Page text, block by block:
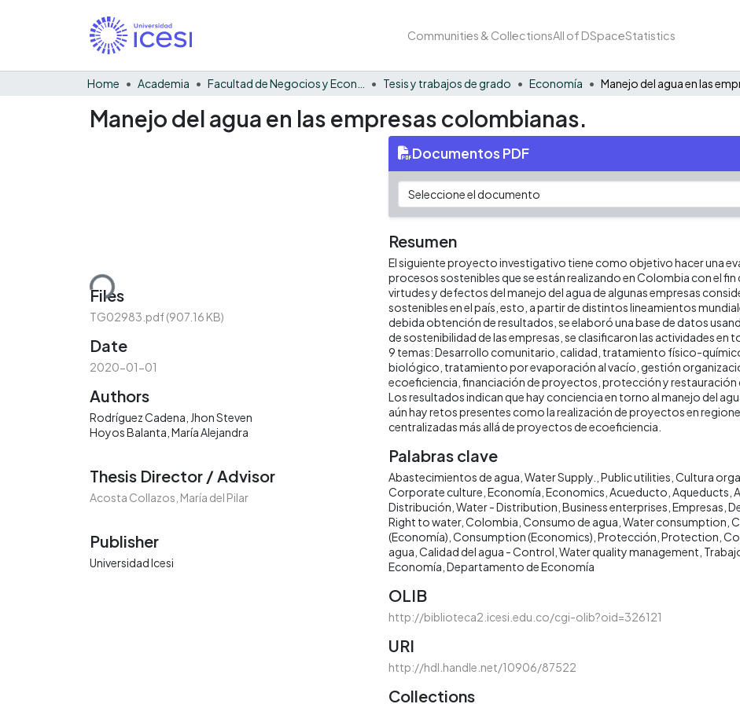
Communities & CollectionsAll of DSpaceStatistics
Home Academia Tesis y trabajos de grado Economía
Manejo del agua en las empresas colombianas.
Loading...
Files
TG02983.pdf(907.16 KB)
Date
2020-01-01
Authors
Rodríguez Cadena, Jhon Steven
Hoyos Balanta, María Alejandra
Thesis Director / Advisor
Acosta Collazos, María del Pilar
Publisher
Universidad Icesi
Documentos PDF
Resumen
El siguiente proyecto investigativo tiene como objetivo hacer una
procesos sostenibles que se están realizando en Colombia con el fin
virtudes y defectos del manejo del agua de algunas empresas
sostenibles en el país, esto, a partir de distintos lineamientos
debida obtención de resultados, se elaboró una base de datos
de sostenibilidad de las empresas, se clasificaron las actividades en
9 temas: Desarrollo comunitario, calidad, tratamiento físico-
biológico, tratamiento por evaporación al vacío, gestión
ecoeficiencia, financiación de proyectos, protección y restauración
Los resultados indican que hay conciencia en torno al manejo del
aún hay retos presentes como la realización de proyectos en
centralizadas más allá de proyectos de ecoeficiencia.
Palabras clave
Abastecimientos de agua Water Supply. Public utilities Cultura
Corporate culture Economía Economics Acueducto Aqueducts
Distribución Water - Distribution Business enterprises Empresas
Right to water Colombia Consumo de agua Water consumption
(Economía) Consumption (Economics) Protección Protection
agua Calidad del agua - Control Water quality management
Economía Departamento de Economía
OLIB
http://biblioteca2.icesi.edu.co/cgi-olib?oid=326121
URI
http://hdl.handle.net/10906/87522
Collections